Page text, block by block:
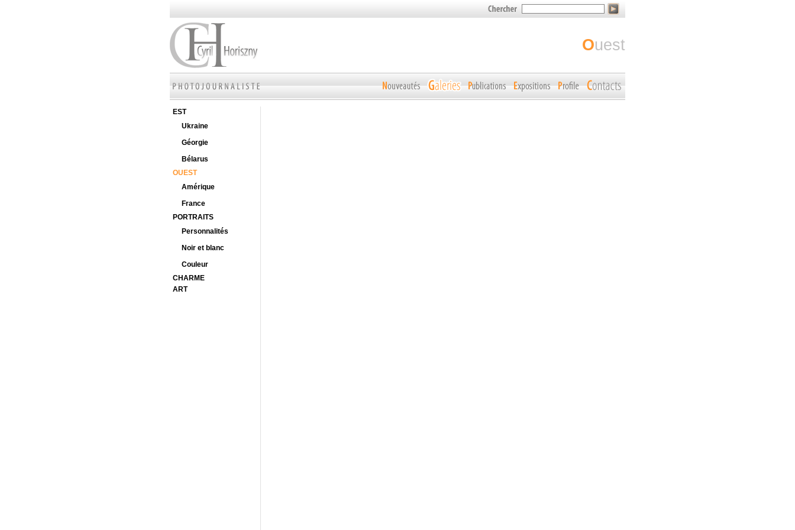
ouest
EST
Ukraine
Géorgie
Bélarus
OUEST
Amérique
France
PORTRAITS
Personnalités
Noir et blanc
Couleur
CHARME
ART